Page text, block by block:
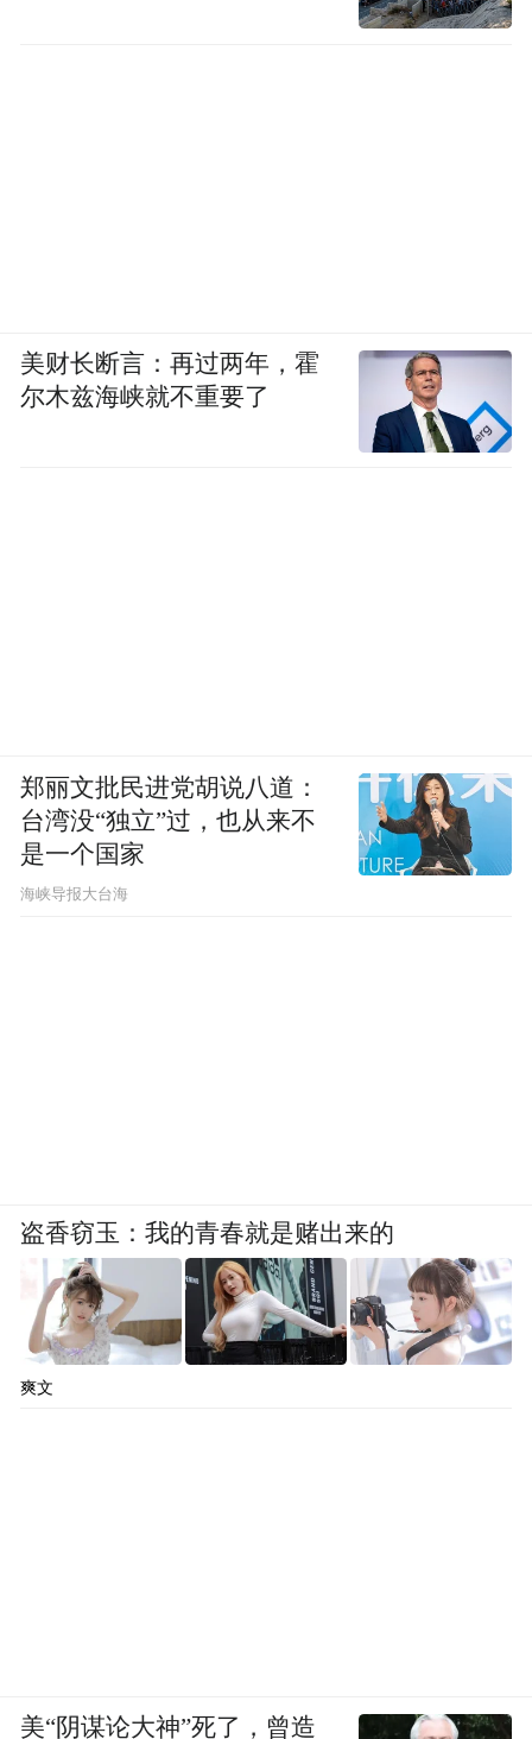
美财长断言：再过两年，霍
尔木兹海峡就不重要了
郑丽文批民进党胡说八道：
台湾没“独立”过，也从来不
是一个国家
​海峡导报大台海
盗香窃玉：我的青春就是赌出来的
爽文
美“阴谋论大神”死了，曾造